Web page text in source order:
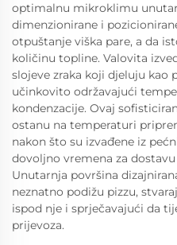
optimalnu mikroklimu
dimenzionirane i
otpuštanje viška pare, a da
količinu topline. Valovita
slojeve zraka koji djeluju kao
učinkovito održavajući
kondenzacije. Ovaj
ostanu na temperaturi
nakon što su izvađene iz
dovoljno vremena za
Unutarnja površina
neznatno podižu pizzu,
ispod nje i sprječavajući da
prijevoza.